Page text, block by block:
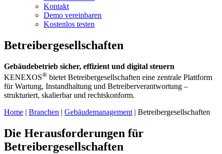
Kontakt
Demo vereinbaren
Kostenlos testen
Betreibergesellschaften
Gebäudebetrieb sicher, effizient und digital steuern
KENEXOS® bietet Betreibergesellschaften eine zentrale Plattform
für Wartung, Instandhaltung und Betreiberverantwortung –
strukturiert, skalierbar und rechtskonform.
Home | Branchen | Gebäudemanagement | Betreibergesellschaften
Die Herausforderungen für
Betreibergesellschaften